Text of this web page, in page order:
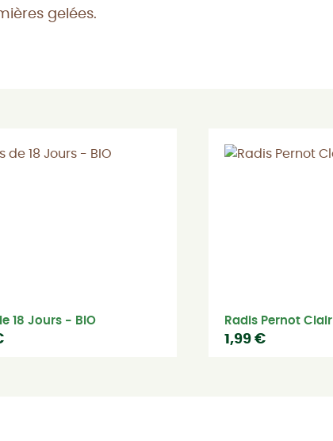
gelées.
18 Jours - BIO Radis Pernot Clair
1,99 €